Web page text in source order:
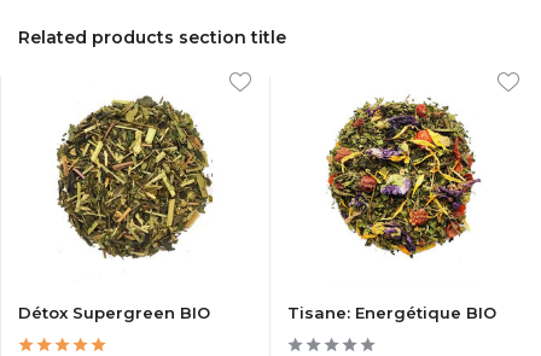
Related products section title
Détox Supergreen BIO Tisane: Energétique BIO